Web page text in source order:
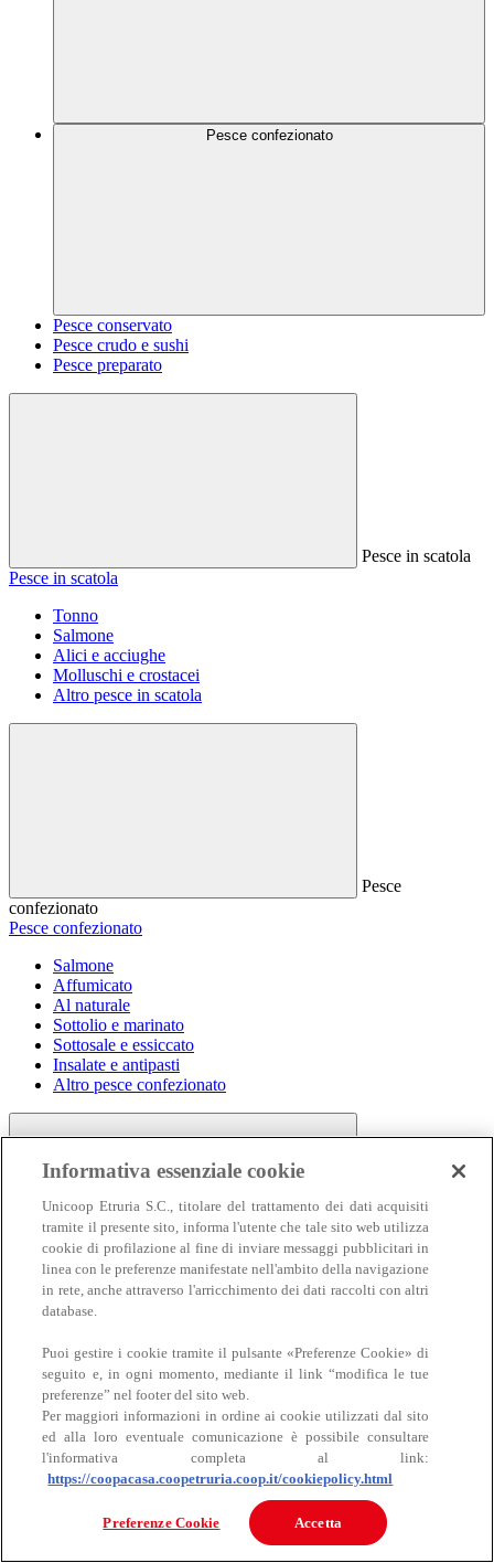
Pesce confezionato
Pesce conservato
Pesce crudo e sushi
Pesce preparato
Pesce in scatola
Pesce in scatola
Tonno
Salmone
Alici e acciughe
Molluschi e crostacei
Altro pesce in scatola
Pesce
confezionato
Pesce confezionato
Salmone
Affumicato
Al naturale
Sottolio e marinato
Sottosale e essiccato
Insalate e antipasti
Altro pesce confezionato
Carne
Carne
Bovino
Informativa essenziale cookie
Unicoop Etruria S.C., titolare del trattamento dei dati acquisiti
tramite il presente sito, informa l'utente che tale sito web utilizza
cookie di profilazione al fine di inviare messaggi pubblicitari in
linea con le preferenze manifestate nell'ambito della navigazione
in rete, anche attraverso l'arricchimento dei dati raccolti con altri
database.
Puoi gestire i cookie tramite il pulsante «Preferenze Cookie» di
seguito e, in ogni momento, mediante il link “modifica le tue
preferenze” nel footer del sito web.
Per maggiori informazioni in ordine ai cookie utilizzati dal sito
ed alla loro eventuale comunicazione è possibile consultare
l'informativa completa al link:
https://coopacasa.coopetruria.coop.it/cookiepolicy.html
Preferenze Cookie Accetta